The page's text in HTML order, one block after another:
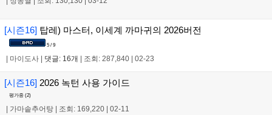
[시즌16] 탑레) 마스터, 이세계 까마귀의 2026버전
5 / 9
마이도사 댓글: 16개 조회: 287,840 02-23
[시즌16] 2026 녹턴 사용 가이드
평가중 (2)
가마솥추어탕 조회: 169,220 02-11